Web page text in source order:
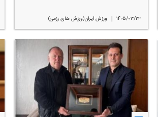
۱۴۰۵/۰۳/۲۳ | ورزش ایران(ورزش های رزمی)